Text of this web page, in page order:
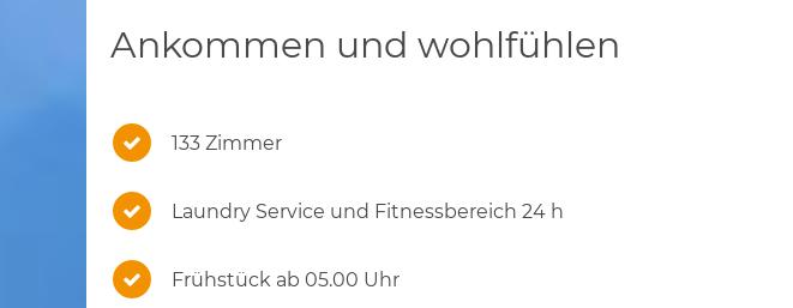
Ankommen und wohlfühlen
133 Zimmer
Laundry Service und Fitnessbereich 24 h
Frühstück ab 05.00 Uhr